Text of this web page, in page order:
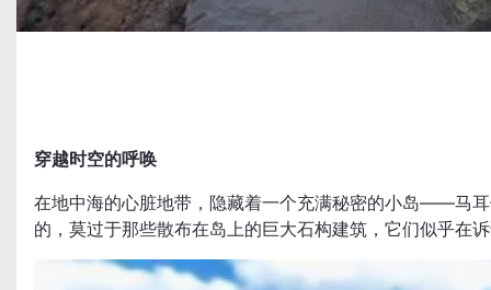
穿越时空的呼唤
在地中海的心脏地带，隐藏着一个充满秘密的小岛——马
的，莫过于那些散布在岛上的巨大石构建筑，它们似乎在